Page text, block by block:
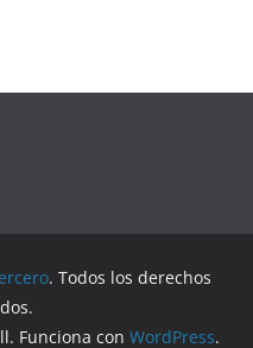
. Todos los derechos
Funciona con WordPress.